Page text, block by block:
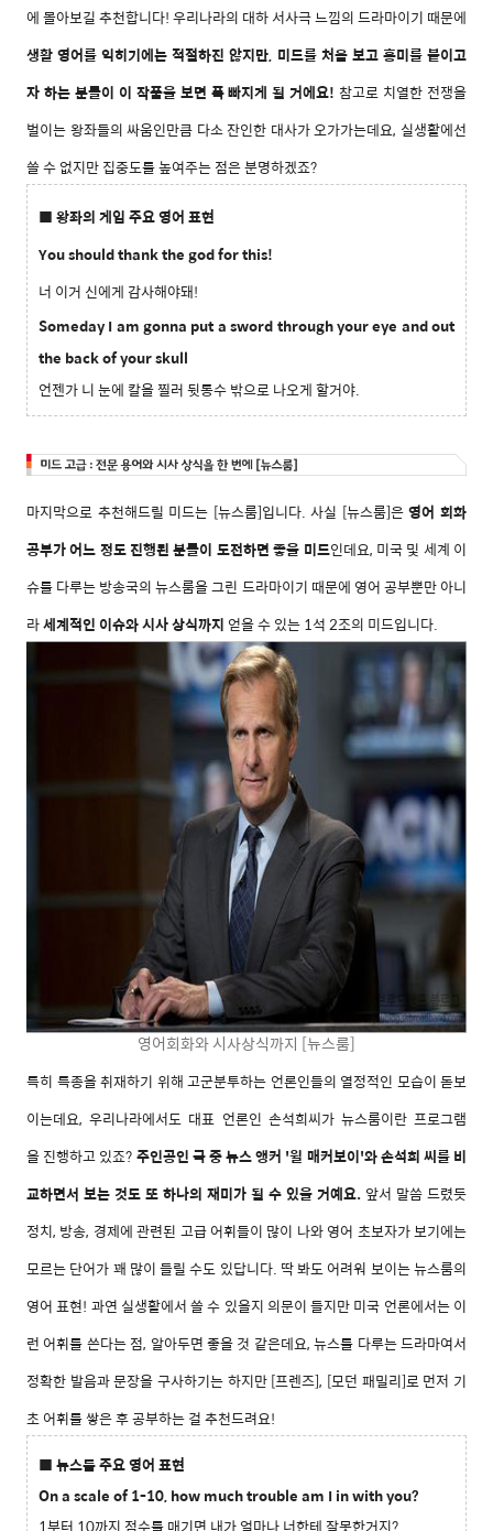
에 몰아보길 추천합니다! 우리나라의 대하 서사극 느낌의 드라마이기 때문에
생활 영어를 익히기에는 적절하진 않지만, 미드를 처음 보고 흥미를 붙이고
자 하는 분들이 이 작품을 보면 푹 빠지게 될 거에요! 참고로 치열한 전쟁을
벌이는 왕좌들의 싸움인만큼 다소 잔인한 대사가 오가가는데요, 실생활에선
쓸 수 없지만 집중도를 높여주는 점은 분명하겠죠?
■ 왕좌의 게임 주요 영어 표현
You should thank the god for this!
너 이거 신에게 감사해야돼!
Someday I am gonna put a sword through your eye and out
the back of your skull
언젠가 니 눈에 칼을 찔러 뒷통수 밖으로 나오게 할거야.
마지막으로 추천해드릴 미드는 [뉴스룸]입니다. 사실 [뉴스룸]은영어 회화
공부가 어느 정도 진행된 분들이 도전하면 좋을 미드인데요, 미국 및 세계 이
슈를 다루는 방송국의 뉴스룸을 그린 드라마이기 때문에 영어 공부뿐만 아니
라세계적인 이슈와 시사 상식까지 얻을 수 있는 1석 2조의 미드입니다.
영어회화와 시사상식까지 [뉴스룸]
특히 특종을 취재하기 위해 고군분투하는 언론인들의 열정적인 모습이 돋보
이는데요, 우리나라에서도 대표 언론인 손석희씨가 뉴스룸이란 프로그램
을진행하고 있죠?주인공인 극 중 뉴스 앵커 '윌 매커보이'와 손석희 씨를 비
교하면서 보는 것도 또 하나의 재미가 될 수 있을 거예요. 앞서 말씀 드렸듯
정치, 방송, 경제에 관련된 고급 어휘들이 많이 나와 영어 초보자가 보기에는
모르는 단어가 꽤 많이 들릴 수도 있답니다. 딱 봐도 어려워 보이는뉴스룸의
영어 표현! 과연 실생활에서 쓸 수 있을지 의문이 들지만 미국 언론에서는 이
런 어휘를 쓴다는 점, 알아두면 좋을 것 같은데요,뉴스를 다루는 드라마여서
정확한 발음과 문장을 구사하기는 하지만 [프렌즈], [모던 패밀리]로 먼저 기
초 어휘를 쌓은 후 공부하는 걸 추천드려요!
■ 뉴스룸 주요 영어 표현
On a scale of 1-10, how much trouble am I in with you?
1부터 10까지 점수를 매기면 내가 얼마나 너한테 잘못한거지?